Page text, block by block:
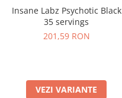
Under Armour
Universal
Insane Labz Psychotic Black
35 servings
201,59 RON
VEZI VARIANTE